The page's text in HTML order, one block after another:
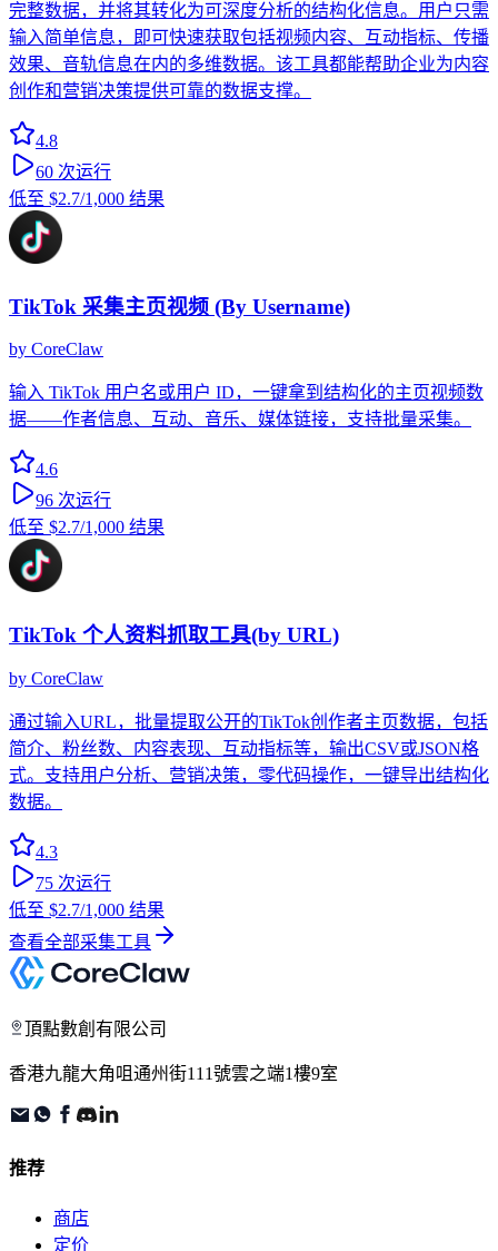
完整数据，并将其转化为可深度分析的结构化信息。用户只需
输入简单信息，即可快速获取包括视频内容、互动指标、传播
效果、音轨信息在内的多维数据。该工具都能帮助企业为内容
创作和营销决策提供可靠的数据支撑。
4.8
60 次运行
低至 $2.7/1,000 结果
TikTok 采集主页视频 (By Username)
by CoreClaw
输入 TikTok 用户名或用户 ID，一键拿到结构化的主页视频数
据——作者信息、互动、音乐、媒体链接，支持批量采集。
4.6
96 次运行
低至 $2.7/1,000 结果
TikTok 个人资料抓取工具(by URL)
by CoreClaw
通过输入URL，批量提取公开的TikTok创作者主页数据，包括
简介、粉丝数、内容表现、互动指标等，输出CSV或JSON格
式。支持用户分析、营销决策，零代码操作，一键导出结构化
数据。
4.3
75 次运行
低至 $2.7/1,000 结果
查看全部采集工具
頂點數創有限公司
香港九龍大角咀通州街111號雲之端1樓9室
推荐
商店
定价